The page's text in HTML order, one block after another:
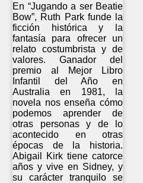
En “Jugando a ser Beatie
Bow”, Ruth Park funde la
ficción histórica y la
fantasía para ofrecer un
relato costumbrista y de
valores. Ganador del
premio al Mejor Libro
Infantil del Año en
Australia en 1981, la
novela nos enseña cómo
podemos aprender de
otras personas y de lo
acontecido en otras
épocas de la historia.
Abigail Kirk tiene catorce
años y vive en Sidney, y
su carácter tranquilo se